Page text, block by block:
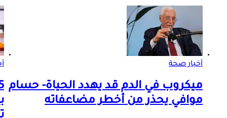
أخبار صحة
ميكروب في الدم قد يهدد الحياة- حسام
موافي يحذر من أخطر مضاعفاته